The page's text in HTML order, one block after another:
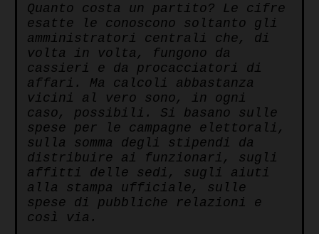
Quanto costa un partito? Le cifre
esatte le conoscono soltanto gli
amministratori centrali che, di
volta in volta, fungono da
cassieri e da procacciatori di
affari. Ma calcoli abbastanza
vicini al vero sono, in ogni
caso, possibili. Si basano sulle
spese per le campagne elettorali,
sulla somma degli stipendi da
distribuire ai funzionari, sugli
affitti delle sedi, sugli aiuti
alla stampa ufficiale, sulle
spese di pubbliche relazioni e
così via.